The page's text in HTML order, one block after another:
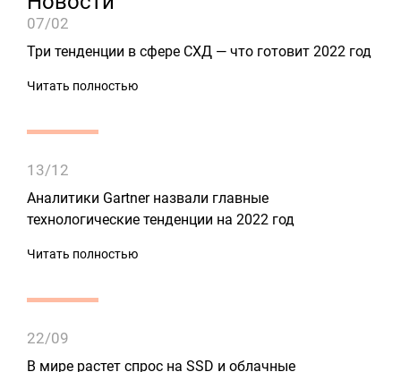
07/02
Три тенденции в сфере СХД — что готовит 2022 год
Читать полностью
13/12
Аналитики Gartner назвали главные
технологические тенденции на 2022 год
Читать полностью
22/09
В мире растет спрос на SSD и облачные